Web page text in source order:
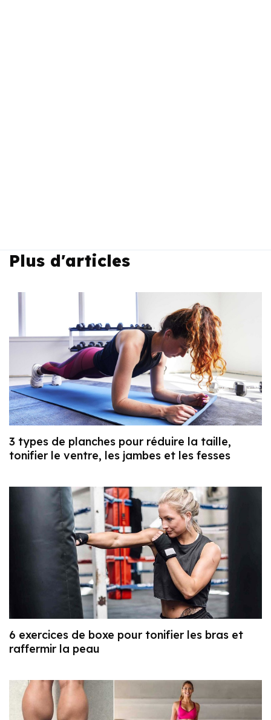
Plus d'articles
3 types de planches pour réduire la taille,
tonifier le ventre, les jambes et les fesses
6 exercices de boxe pour tonifier les bras et
raffermir la peau